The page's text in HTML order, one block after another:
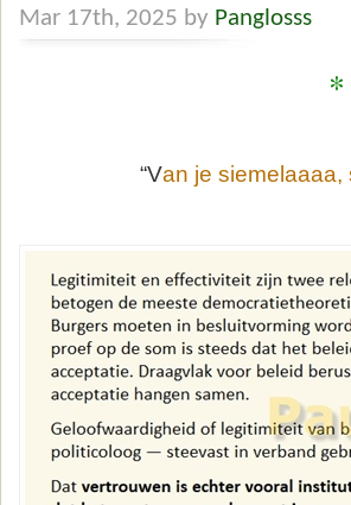
Mar 17th, 2025 by Panglosss
*
“Van je